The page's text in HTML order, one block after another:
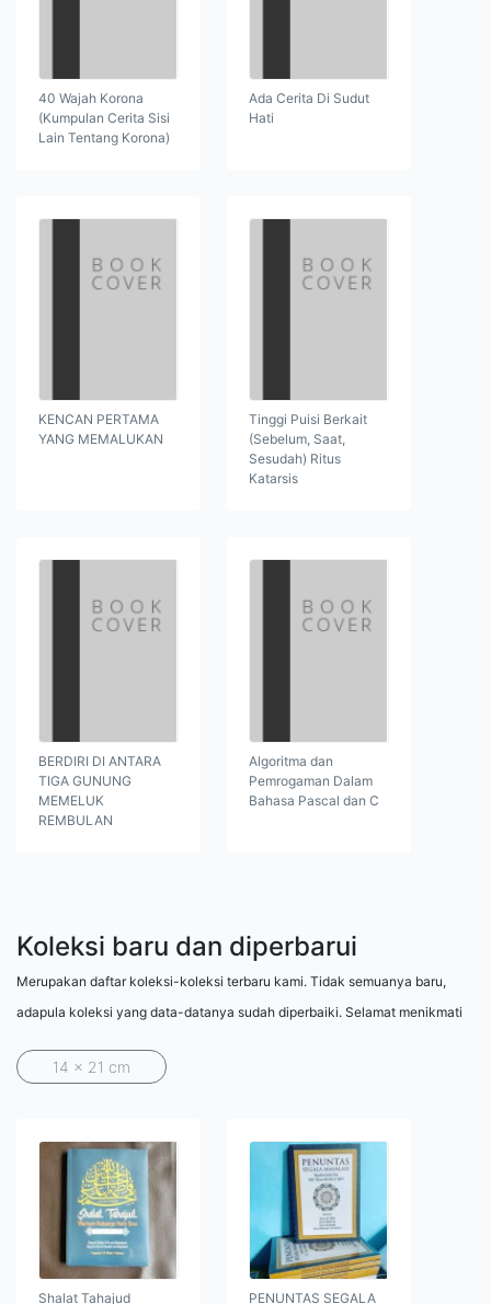
40 Wajah Korona
(Kumpulan Cerita Sisi
Lain Tentang Korona)
Ada Cerita Di Sudut
Hati
KENCAN PERTAMA
YANG MEMALUKAN
Tinggi Puisi Berkait
(Sebelum, Saat,
Sesudah) Ritus
Katarsis
BERDIRI DI ANTARA
TIGA GUNUNG
MEMELUK
REMBULAN
Algoritma dan
Pemrogaman Dalam
Bahasa Pascal dan C
Koleksi baru dan diperbarui
Merupakan daftar koleksi-koleksi terbaru kami. Tidak semuanya baru,
adapula koleksi yang data-datanya sudah diperbaiki. Selamat menikmati
14 x 21 cm
Shalat Tahajud PENUNTAS SEGALA